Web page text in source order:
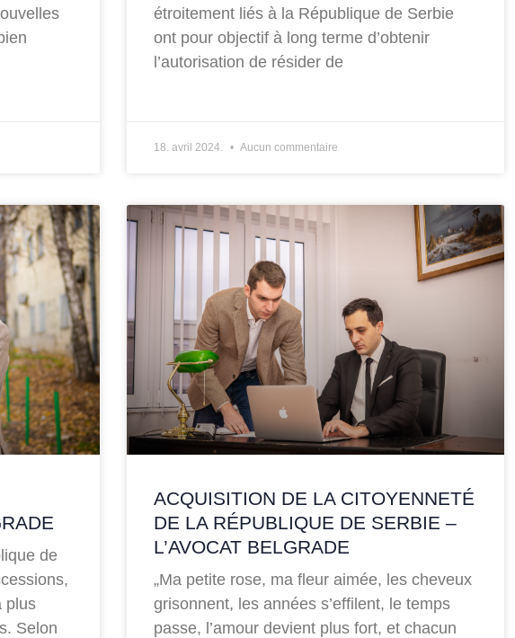
étroitement liés à la République de Serbie
ont pour objectif à long terme d’obtenir
l’autorisation de résider de
18. avril 2024. Aucun commentaire
de
plus
Selon
ACQUISITION DE LA CITOYENNETÉ
DE LA RÉPUBLIQUE DE SERBIE –
L’AVOCAT BELGRADE
„Ma petite rose, ma fleur aimée, les cheveux
grisonnent, les années s’effilent, le temps
passe, l’amour devient plus fort, et chacun